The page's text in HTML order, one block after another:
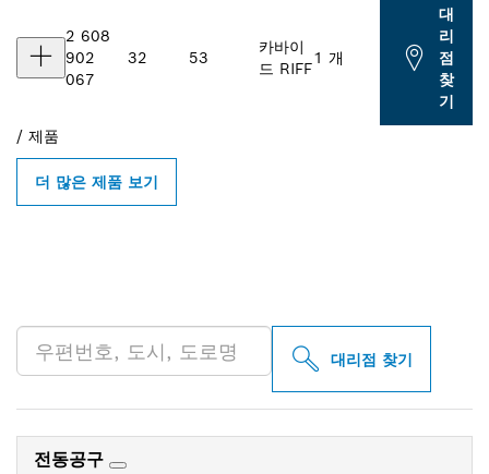
2 608
902
067
32 53
카바이
드 RIFF
1 개
대
리
점
찾
기
/ 제품
더 많은 제품 보기
대리점 찾기
전동공구